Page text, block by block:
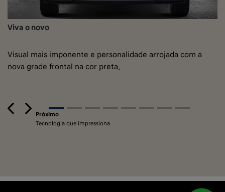
Viva o novo
Visual mais imponente e personalidade arrojada com a
nova grade frontal na cor preta.
PreviousNext
Próximo
Tecnologia que impressiona